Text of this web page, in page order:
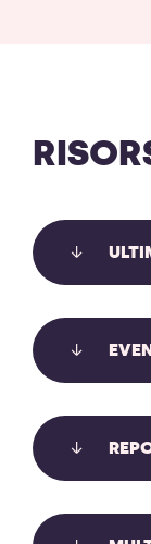
LE SLAPP:
METTERE
Le SLAPP
Giustizia sul